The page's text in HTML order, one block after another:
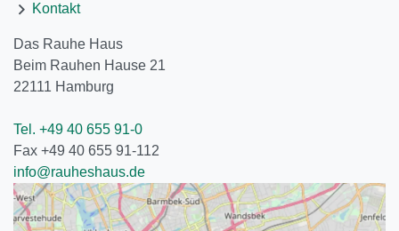
Kontakt
Das Rauhe Haus
Beim Rauhen Hause 21
22111 Hamburg
Tel. +49 40 655 91-0
Fax +49 40 655 91-112
info@rauheshaus.de